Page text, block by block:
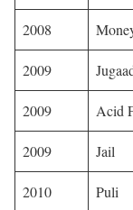
2008
2009
2009 Acid
2009 Jail
2010 Puli